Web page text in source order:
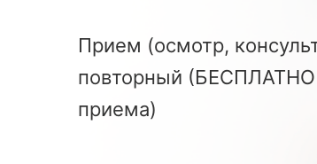
Прием (осмотр,
повторный (БЕСПЛАТНО
приема)